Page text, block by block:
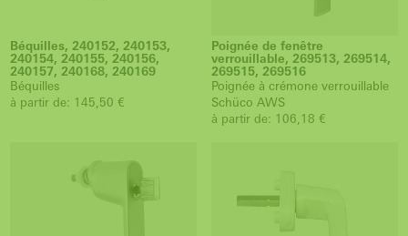
Béquilles, 240152, 240153,
240154, 240155, 240156,
240157, 240168, 240169
Béquilles
à partir de: 145,50 €
Poignée de fenêtre
verrouillable, 269513, 269514,
269515, 269516
Poignée à crémone verrouillable
Schüco AWS
à partir de: 106,18 €